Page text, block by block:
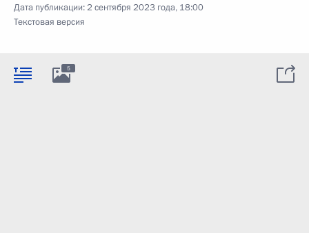
Дата публикации:2 сентября 2023 года, 18:00
Текстовая версия
5